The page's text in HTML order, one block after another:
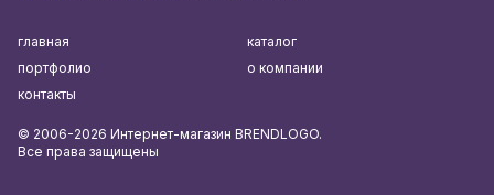
главная
каталог
портфолио
о компании
контакты
© 2006-2026 Интернет-магазин BRENDLOGO.
Все права защищены